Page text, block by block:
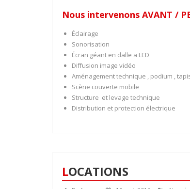
Nous intervenons AVANT /
Éclairage
Sonorisation
Écran géant en dalle a LED
Diffusion image vidéo
Aménagement technique , podium ,
Scène couverte mobile
Structure et levage technique
Distribution et protection électrique
LOCATIONS